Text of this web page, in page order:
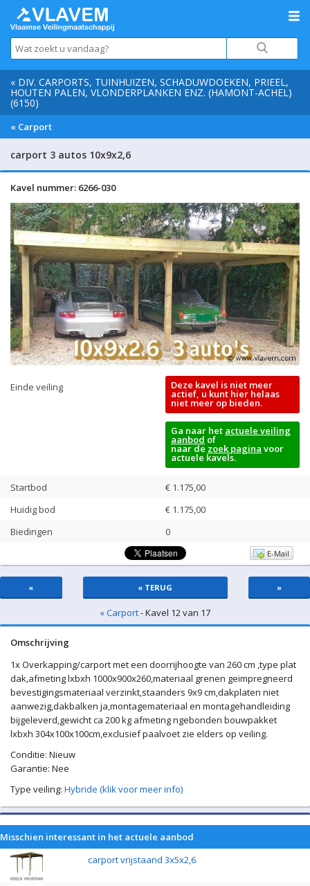
« DIV. CARPORTS, TUINHUIZEN, SCHADUWDOEKEN, PRIEEL,
HOUTEN PALEN, VLONDERPLANKEN ENZ. (HAMONT-ACHEL)
(6150)
« Carport
carport 3 autos 10x9x2,6
Kavel nummer: 6266-030
Einde veiling Deze kavel is niet meer
actief, u kunt hier helaas
niet meer op bieden.
Ga naar het actuele veiling
aanbod of
naar de zoek pagina voor
actuele kavels.
Startbod
€ 1.175,00
Huidig bod
€ 1.175,00
Biedingen
0
E-Mail
« « TERUG »
« Carport- Kavel 12 van 17
Omschrijving
1x Overkapping/carport met een doorrijhoogte van 260 cm ,type plat
dak,afmeting lxbxh 1000x900x260,materiaal grenen geimpregneerd
bevestigingsmateriaal verzinkt,staanders 9x9 cm,dakplaten niet
aanwezig,dakbalken ja,montagemateriaal en montagehandleiding
bijgeleverd,gewicht ca 200 kg afmeting ngebonden bouwpakket
lxbxh 304x100x100cm,exclusief paalvoet zie elders op veiling.
Conditie: Nieuw
Garantie: Nee
Type veiling: Hybride (klik voor meer info)
Misschien interessant in het actuele aanbod
carport vrijstaand 3x5x2,6